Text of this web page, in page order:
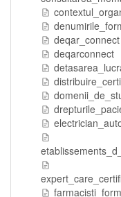
deqar_connect
deqarconnect